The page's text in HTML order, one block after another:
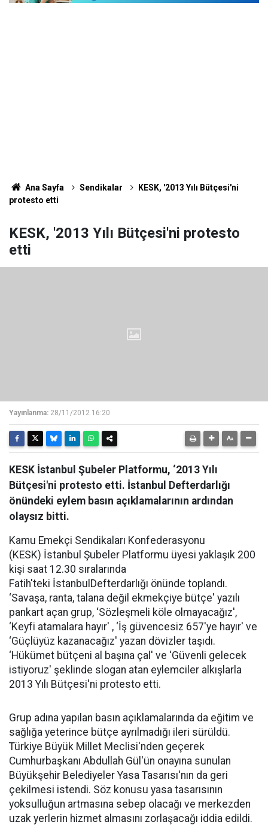
Ana Sayfa Sendikalar
KESK, '2013 Yılı Bütçesi'ni
protesto etti
KESK, '2013 Yılı Bütçesi'ni protesto
etti
Yayınlanma: 28/11/2012 16:20
KESK İstanbul Şubeler Platformu, ‘2013 Yılı
Bütçesi'ni protesto etti. İstanbul Defterdarlığı
önündeki eylem basın açıklamalarının ardından
olaysız bitti.
Kamu Emekçi Sendikaları Konfederasyonu
(KESK) İstanbul Şubeler Platformu üyesi yaklaşık 200
kişi saat 12.30 sıralarında
Fatih'teki İstanbulDefterdarlığı önünde toplandı.
‘Savaşa, ranta, talana değil ekmekçiye bütçe' yazılı
pankart açan grup, ‘Sözleşmeli köle olmayacağız',
‘Keyfi atamalara hayır' , ‘İş güvencesiz 657'ye hayır' ve
‘Güçlüyüz kazanacağız' yazan dövizler taşıdı.
‘Hükümet bütçeni al başına çal' ve ‘Güvenli gelecek
istiyoruz' şeklinde slogan atan eylemciler alkışlarla
2013 Yılı Bütçesi'ni protesto etti.
Grup adına yapılan basın açıklamalarında da eğitim ve
sağlığa yeterince bütçe ayrılmadığı ileri sürüldü.
Türkiye Büyük Millet Meclisi'nden geçerek
Cumhurbaşkanı Abdullah Gül'ün onayına sunulan
Büyükşehir Belediyeler Yasa Tasarısı'nın da geri
çekilmesi istendi. Söz konusu yasa tasarısının
yoksulluğun artmasına sebep olacağı ve merkezden
uzak yerlerin hizmet almasını zorlaşacağı iddia edildi.